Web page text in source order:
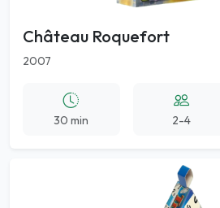
Château Roquefort
2007
30 min 2-4